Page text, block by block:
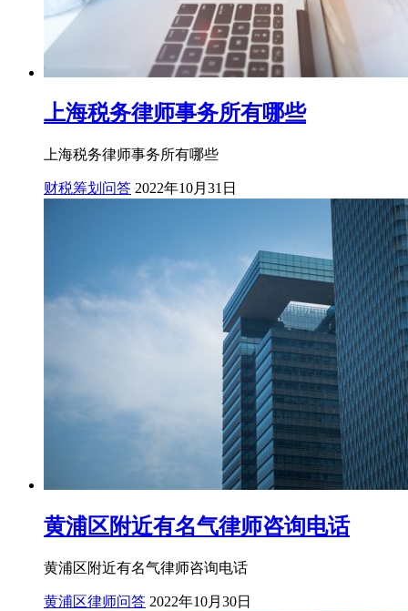
上海税务律师事务所有哪些
上海税务律师事务所有哪些
财税筹划问答 2022年10月31日
黄浦区附近有名气律师咨询电话
黄浦区附近有名气律师咨询电话
黄浦区律师问答 2022年10月30日